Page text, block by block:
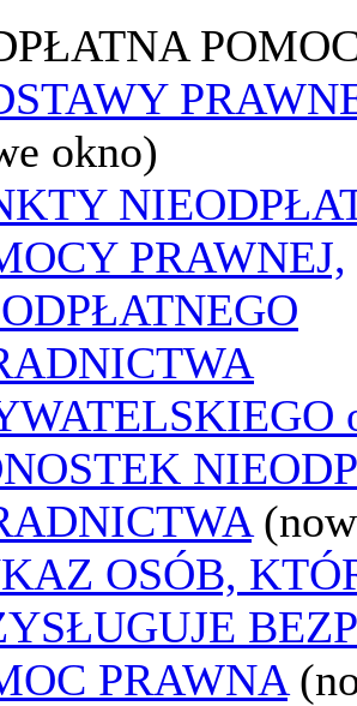
okno)
PRAWNEJ,
OSÓB,
PRAWNA